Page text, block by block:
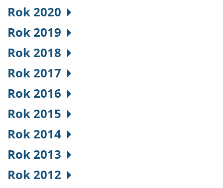
Rok 2020
Rok 2019
Rok 2018
Rok 2017
Rok 2016
Rok 2015
Rok 2014
Rok 2013
Rok 2012